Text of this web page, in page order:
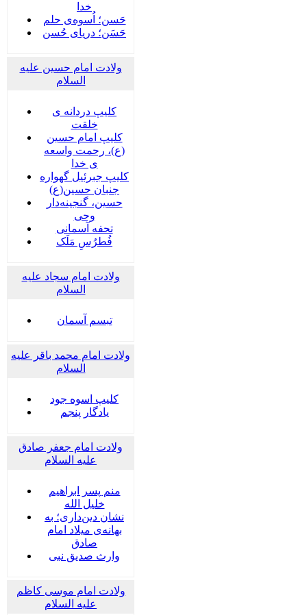
خدا
حَسن؛ اُسوه‌ی حلم
حَسَن؛ دریای حُسن
ولادت امام حسین علیه
السلام
کلیپ دردانه ی
خلقت
کلیپ امام حسین
(ع)، رحمت واسعه
ی خدا
کلیپ جبرئیل گهواره
جنبان حسین(ع)
حسین، گنجینه‌دار
وحی
تحفه آسمانی
فُطرُسِ مَلَک
ولادت امام سجاد علیه
السلام
تبسم آسمان
ولادت امام محمد باقر علیه
السلام
کلیپ اسوه جود
یادگار پنجم
ولادت امام جعفر صادق
علیه السلام
منم پسر ابراهیم
خلیل الله
نشان دین‌داری؛ به
بهانه‌ی میلاد امام
صادق
وارث صدیق نبی
ولادت امام موسی کاظم
علیه السلام